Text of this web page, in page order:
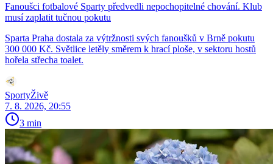
Fanoušci fotbalové Sparty předvedli nepochopitelné chování. Klub
musí zaplatit tučnou pokutu
Sparta Praha dostala za výtržnosti svých fanoušků v Brně pokutu
300 000 Kč. Světlice letěly směrem k hrací ploše, v sektoru hostů
hořela střecha toalet.
SportyŽivě
7. 8. 2026, 20:55
3 min